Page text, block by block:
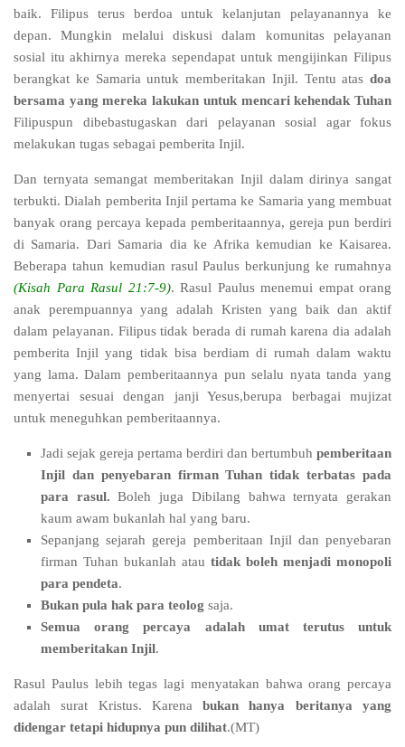
baik. Filipus terus berdoa untuk kelanjutan pelayanannya ke
depan. Mungkin melalui diskusi dalam komunitas pelayanan
sosial itu akhirnya mereka sependapat untuk mengijinkan Filipus
berangkat ke Samaria untuk memberitakan Injil. Tentu atas doa
bersama yang mereka lakukan untuk mencari kehendak Tuhan
Filipuspun dibebastugaskan dari pelayanan sosial agar fokus
melakukan tugas sebagai pemberita Injil.
Dan ternyata semangat memberitakan Injil dalam dirinya sangat
terbukti. Dialah pemberita Injil pertama ke Samaria yang membuat
banyak orang percaya kepada pemberitaannya, gereja pun berdiri
di Samaria. Dari Samaria dia ke Afrika kemudian ke Kaisarea.
Beberapa tahun kemudian rasul Paulus berkunjung ke rumahnya
(Kisah Para Rasul 21:7-9). Rasul Paulus menemui empat orang
anak perempuannya yang adalah Kristen yang baik dan aktif
dalam pelayanan. Filipus tidak berada di rumah karena dia adalah
pemberita Injil yang tidak bisa berdiam di rumah dalam waktu
yang lama. Dalam pemberitaannya pun selalu nyata tanda yang
menyertai sesuai dengan janji Yesus,berupa berbagai mujizat
untuk meneguhkan pemberitaannya.
Jadi sejak gereja pertama berdiri dan bertumbuh pemberitaan
Injil dan penyebaran firman Tuhan tidak terbatas pada
para rasul. Boleh juga Dibilang bahwa ternyata gerakan
kaum awam bukanlah hal yang baru.
Sepanjang sejarah gereja pemberitaan Injil dan penyebaran
firman Tuhan bukanlah atau tidak boleh menjadi monopoli
para pendeta.
Bukan pula hak para teolog saja.
Semua orang percaya adalah umat terutus untuk
memberitakan Injil.
Rasul Paulus lebih tegas lagi menyatakan bahwa orang percaya
adalah surat Kristus. Karenabukan hanya beritanya yang
didengar tetapi hidupnya pun dilihat.(MT)